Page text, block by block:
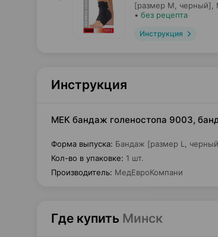
[размер M, черный],
• без рецепта
Инструкция
Инструкция
МЕК бандаж голеностопа 9003,
Форма выпуска: Бандаж [размер L,
Кол-во в упаковке: 1 шт.
Производитель: МедЕвроКомпани
Где купить Минск